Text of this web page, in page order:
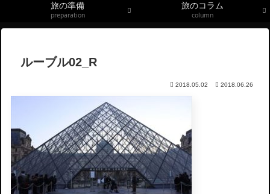
旅の準備
preparation
旅のコラム
column
ルーブル02_R
2018.05.02 2018.06.26